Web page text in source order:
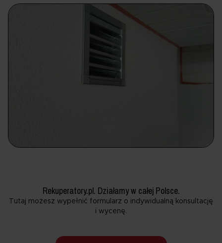
Rekuperatory.pl. Działamy w całej Polsce.
Tutaj możesz wypełnić formularz o indywidualną konsultację
i wycenę.